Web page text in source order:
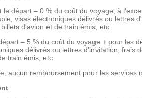
le départ – 0 % du coût du voyage, à
visas électroniques délivrés ou lettres
d'avion et de train émis, etc.
– 5 % du coût du voyage + pour les
délivrés ou lettres d'invitation, frais
train émis, etc.
aucun remboursement pour les services